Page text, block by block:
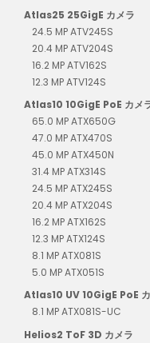
Atlas25 25GigE カメラ
24.5 MP ATV245S
20.4 MP ATV204S
16.2 MP ATV162S
12.3 MP ATV124S
Atlas10 10GigE PoE カメ
65.0 MP ATX650G
47.0 MP ATX470S
45.0 MP ATX450N
31.4 MP ATX314S
24.5 MP ATX245S
20.4 MP ATX204S
16.2 MP ATX162S
12.3 MP ATX124S
8.1 MP ATX081S
5.0 MP ATX051S
Atlas10 UV 10GigE PoE
8.1 MP ATX081S-UC
Helios2 ToF 3D カメラ